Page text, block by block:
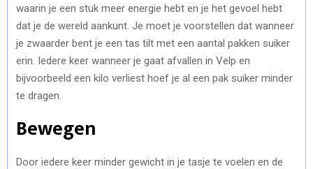
waarin je een stuk meer energie hebt en je het gevoel hebt
dat je de wereld aankunt. Je moet je voorstellen dat wanneer
je zwaarder bent je een tas tilt met een aantal pakken suiker
erin. Iedere keer wanneer je gaat afvallen in Velp en
bijvoorbeeld een kilo verliest hoef je al een pak suiker minder
te dragen.
Bewegen
Door iedere keer minder gewicht in je tasje te voelen en de